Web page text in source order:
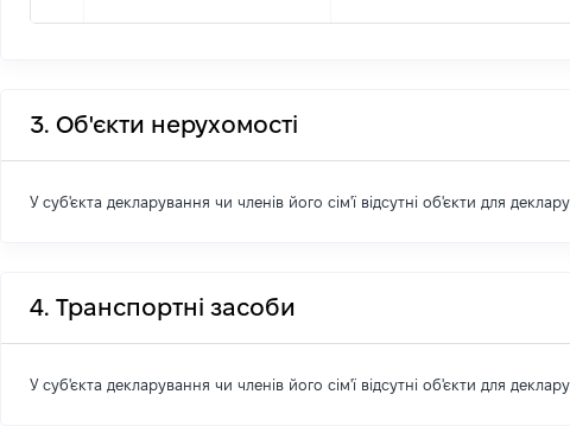
3. Об'єкти нерухомості
У суб'єкта декларування чи членів його сім'ї відсутні об'єкти для
4. Транспортні засоби
У суб'єкта декларування чи членів його сім'ї відсутні об'єкти для